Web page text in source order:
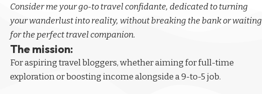
Consider me your go-to travel confidante, dedicated to turning
your wanderlust into reality, without breaking the bank or waiting
for the perfect travel companion.
The mission:
For aspiringtravel bloggers, whether aiming for full-time
exploration or boosting income alongside a 9-to-5 job.